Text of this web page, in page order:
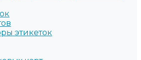
этикеток